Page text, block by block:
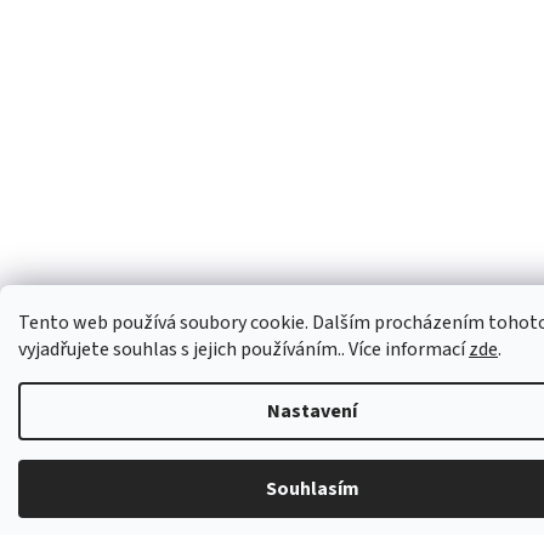
Tento web používá soubory cookie. Dalším procházením
vyjadřujete souhlas s jejich používáním.. Více informacízde.
Nastavení
Souhlasím